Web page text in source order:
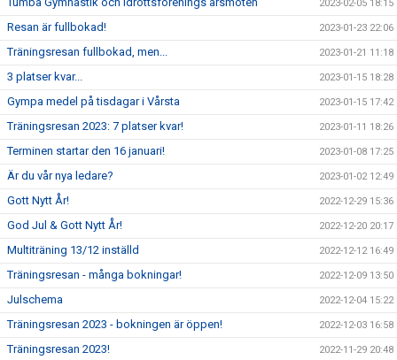
2023-02-05 18:15
Resan är fullbokad! 2023-01-23 22:06
Träningsresan fullbokad, men... 2023-01-21 11:18
3 platser kvar... 2023-01-15 18:28
Gympa medel på tisdagar i Vårsta 2023-01-15 17:42
Träningsresan 2023: 7 platser kvar! 2023-01-11 18:26
Terminen startar den 16 januari! 2023-01-08 17:25
Är du vår nya ledare? 2023-01-02 12:49
Gott Nytt År! 2022-12-29 15:36
God Jul & Gott Nytt År! 2022-12-20 20:17
Multiträning 13/12 inställd 2022-12-12 16:49
Träningsresan - många bokningar! 2022-12-09 13:50
Julschema 2022-12-04 15:22
Träningsresan 2023 - bokningen är öppen! 2022-12-03 16:58
Träningsresan 2023! 2022-11-29 20:48